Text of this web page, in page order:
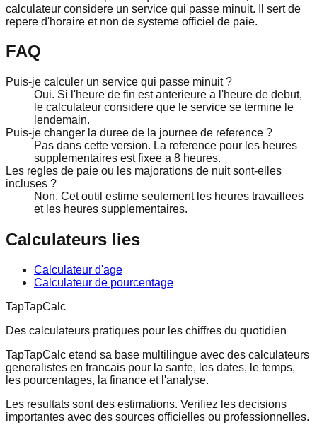
calculateur considere un service qui passe minuit. Il sert de
repere d'horaire et non de systeme officiel de paie.
FAQ
Puis-je calculer un service qui passe minuit ?
Oui. Si l'heure de fin est anterieure a l'heure de debut,
le calculateur considere que le service se termine le
lendemain.
Puis-je changer la duree de la journee de reference ?
Pas dans cette version. La reference pour les heures
supplementaires est fixee a 8 heures.
Les regles de paie ou les majorations de nuit sont-elles
incluses ?
Non. Cet outil estime seulement les heures travaillees
et les heures supplementaires.
Calculateurs lies
Calculateur d'age
Calculateur de pourcentage
TapTapCalc
Des calculateurs pratiques pour les chiffres du quotidien
TapTapCalc etend sa base multilingue avec des calculateurs
generalistes en francais pour la sante, les dates, le temps,
les pourcentages, la finance et l'analyse.
Les resultats sont des estimations. Verifiez les decisions
importantes avec des sources officielles ou professionnelles.